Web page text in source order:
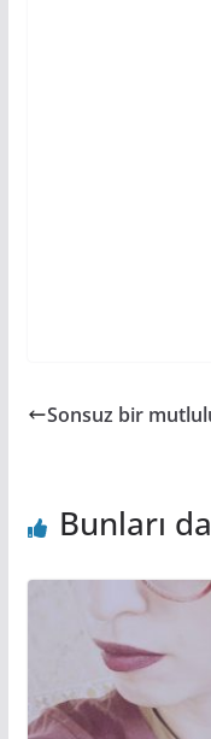
Sonsuz bir
Bunları